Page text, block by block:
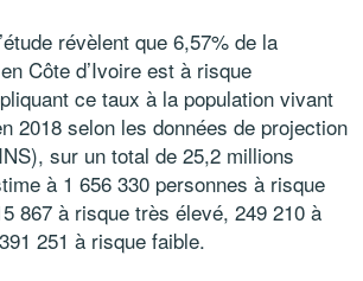
révèlent que 6,57% de la
Côte d’Ivoire est à risque
ce taux à la population vivant
2018 selon les données de projection
sur un total de 25,2 millions
à 1 656 330 personnes à risque
867 à risque très élevé, 249 210 à
251 à risque faible.